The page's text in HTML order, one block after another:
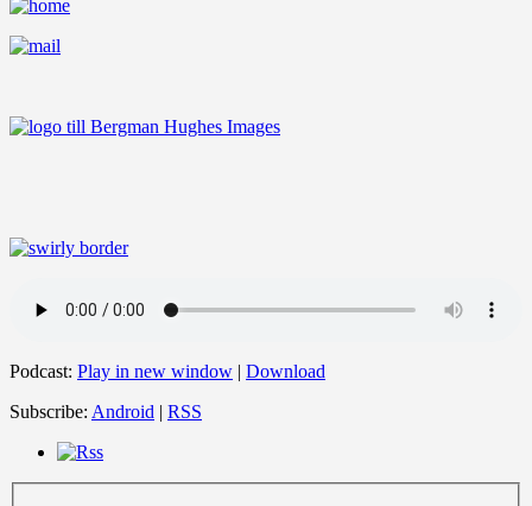
Podcast: Play in new window | Download
Subscribe: Android | RSS